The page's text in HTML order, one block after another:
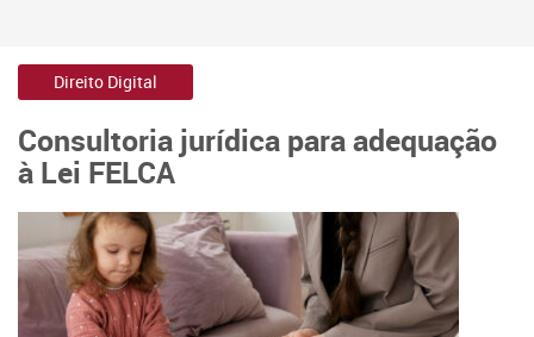
Direito Digital
Consultoria jurídica para adequação
à Lei FELCA